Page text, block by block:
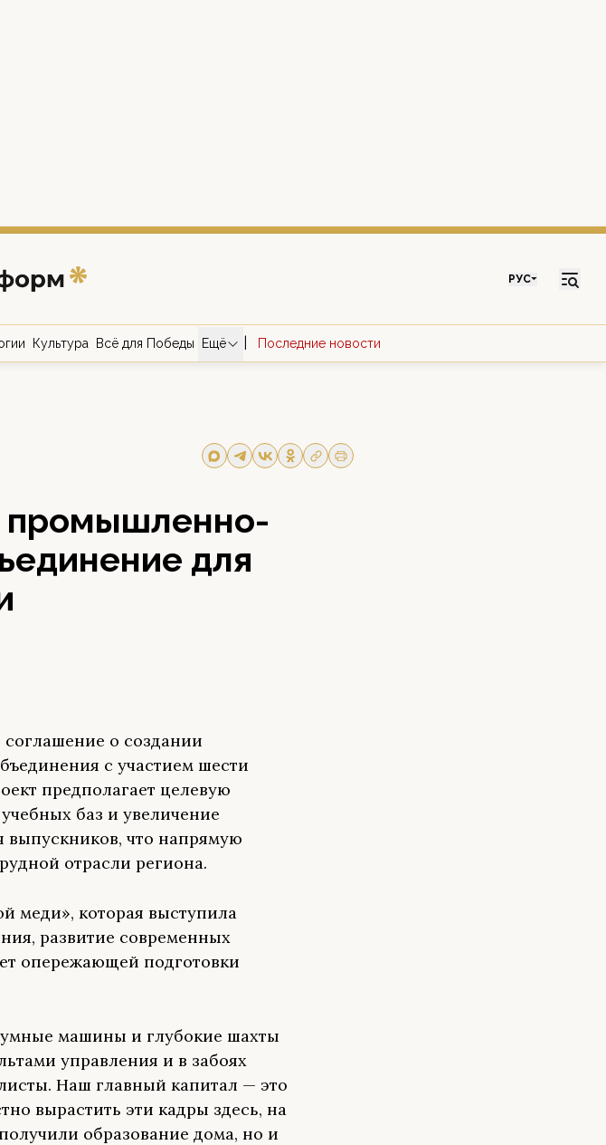
РУС
Культура Всё для Победы Ещё Последние новости
промышленно-
для
о создании
с участием шести
предполагает целевую
баз и увеличение
выпускников, что напрямую
отрасли региона.
меди», которая выступила
развитие современных
опережающей подготовки
машины и глубокие шахты
управления и в забоях
Наш главный капитал — это
вырастить эти кадры здесь, на
образование дома, но и